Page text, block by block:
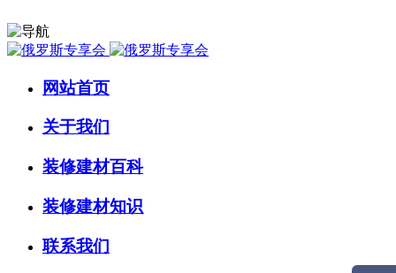
网站首页
关于我们
装修建材百科
装修建材知识
联系我们